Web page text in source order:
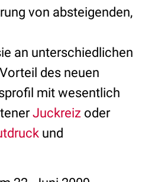
von absteigenden,
an unterschiedlichen
des neuen
mit wesentlich
Juckreiz oder
und